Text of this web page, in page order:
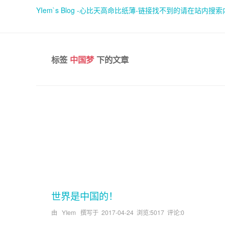
YIem`s Blog -心比天高命比纸薄-链接找不到的请在站内搜索
标签中国梦 下的文章
世界是中国的！
由 YIem 撰写于 2017-04-24 浏览:5017 评论:0